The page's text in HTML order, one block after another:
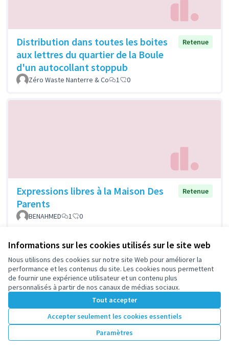
Informations sur les cookies utilisés sur le site web
Nous utilisons des cookies sur notre site Web pour améliorer la
performance et les contenus du site. Les cookies nous permettent
de fournir une expérience utilisateur et un contenu plus
personnalisés à partir de nos canaux de médias sociaux.
Tout accepter
Accepter seulement les cookies essentiels
Paramètres
Distribution dans toutes les boites
aux lettres du quartier de la Boule
d'un autocollant stoppub
Retenue
Zéro Waste Nanterre & Co 1 0
Expressions libres à la Maison Des
Parents
Retenue
BENAHMED 1 0
L'écho WEB RADIO
Retenue
Limé Pascal
0 0